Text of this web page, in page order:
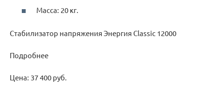
Масса: 20 кг.
Стабилизатор напряжения Энергия Classic 12000
Подробнее
Цена: 37 400 руб.